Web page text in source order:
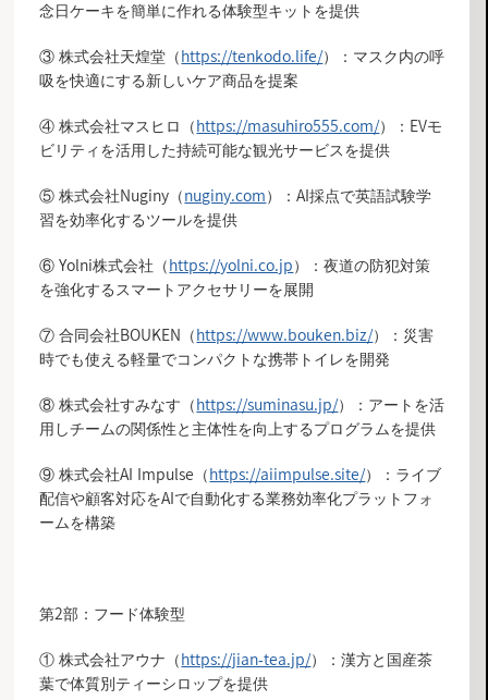
念日ケーキを簡単に作れる体験型キットを提供
③ 株式会社天煌堂（https://tenkodo.life/）：マスク内の呼
吸を快適にする新しいケア商品を提案
④ 株式会社マスヒロ（https://masuhiro555.com/）：EVモ
ビリティを活用した持続可能な観光サービスを提供
⑤ 株式会社Nuginy（nuginy.com）：AI採点で英語試験学
習を効率化するツールを提供
⑥ Yolni株式会社（https://yolni.co.jp）：夜道の防犯対策
を強化するスマートアクセサリーを展開
⑦ 合同会社BOUKEN（https://www.bouken.biz/）：災害
時でも使える軽量でコンパクトな携帯トイレを開発
⑧ 株式会社すみなす（https://suminasu.jp/）：アートを活
用しチームの関係性と主体性を向上するプログラムを提供
⑨ 株式会社AI Impulse（https://aiimpulse.site/）：ライブ
配信や顧客対応をAIで自動化する業務効率化プラットフォ
ームを構築
第2部：フード体験型
① 株式会社アウナ（https://jian-tea.jp/）：漢方と国産茶
葉で体質別ティーシロップを提供